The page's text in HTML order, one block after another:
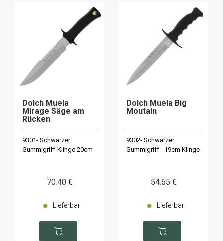
Dolch Muela
Mirage Säge am
Rücken
9301- Schwarzer
Gummigriff-Klinge 20cm
70.40 €
Lieferbar
Dolch Muela Big
Moutain
9302- Schwarzer
Gummigriff - 19cm Klinge
54.65 €
Lieferbar